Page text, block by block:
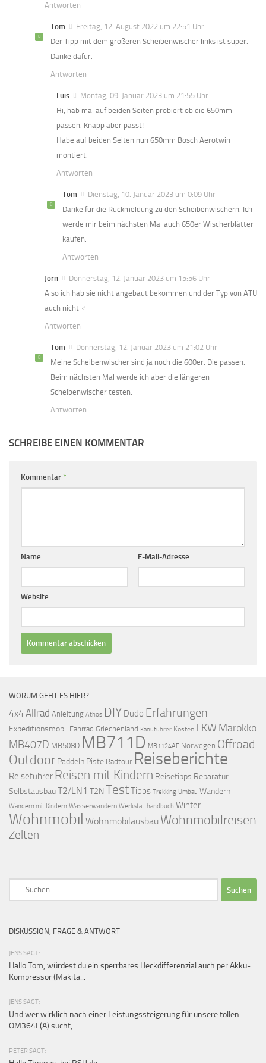
Antworten
Tom
Freitag, 12. August 2022 um 22:51 Uhr
Der Tipp mit dem größeren Scheibenwischer links ist super.
Danke dafür.
Antworten
Luis
Montag, 09. Januar 2023 um 21:55 Uhr
Hi, hab mal auf beiden Seiten probiert ob die 650mm
passen. Knapp aber passt!
Habe auf beiden Seiten nun 650mm Bosch Aerotwin
montiert.
Antworten
Tom
Dienstag, 10. Januar 2023 um 0:09 Uhr
Danke für die Rückmeldung zu den Scheibenwischern. Ich
werde mir beim nächsten Mal auch 650er Wischerblätter
kaufen.
Antworten
Jörn
Donnerstag, 12. Januar 2023 um 15:56 Uhr
Also ich hab sie nicht angebaut bekommen und der Typ von ATU
auch nicht ‍♂️
Antworten
Tom
Donnerstag, 12. Januar 2023 um 21:02 Uhr
Meine Scheibenwischer sind ja noch die 600er. Die passen.
Beim nächsten Mal werde ich aber die längeren
Scheibenwischer testen.
Antworten
SCHREIBE EINEN KOMMENTAR
Kommentar *
Name E-Mail-Adresse
Website
WORUM GEHT ES HIER?
4x4Allrad Anleitung Athos DIY Düdo Erfahrungen
Expeditionsmobil Fahrrad Griechenland Kanuführer Kosten LKW Marokko
MB407D MB508D MB711D MB1124AF Norwegen Offroad
Outdoor Paddeln Piste Radtour Reiseberichte
Reiseführer Reisen mit Kindern Reisetipps Reparatur
SelbstausbauT2/LN1 T2N TestTipps Trekking Umbau Wandern
Wandern mit Kindern Wasserwandern Werkstatthandbuch Winter
Wohnmobil Wohnmobilausbau Wohnmobilreisen
Zelten
DISKUSSION, FRAGE & ANTWORT
JENS SAGT:
Hallo Tom, würdest du ein sperrbares Heckdifferenzial auch per Akku-
Kompressor (Makita...
JENS SAGT:
Und wer wirklich nach einer Leistungssteigerung für unsere tollen
OM364L(A) sucht,...
PETER SAGT: